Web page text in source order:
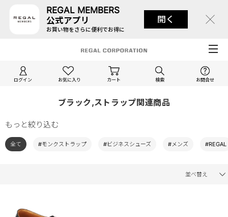
REGAL MEMBERS
公式アプリ
お買い物をさらに便利でお得に
開く
ログイン お気に入り カート 検索 お問合せ
ブラック,ストラップ関連商品
もっと絞り込む
全て #モンクストラップ #ビジネスシューズ #メンズ #REGAL
並べ替え